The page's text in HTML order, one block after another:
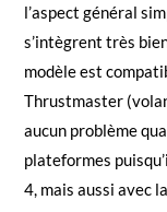
l’aspect général
s’intègrent très
modèle est
Thrustmaster
aucun problème
plateformes
4, mais aussi avec